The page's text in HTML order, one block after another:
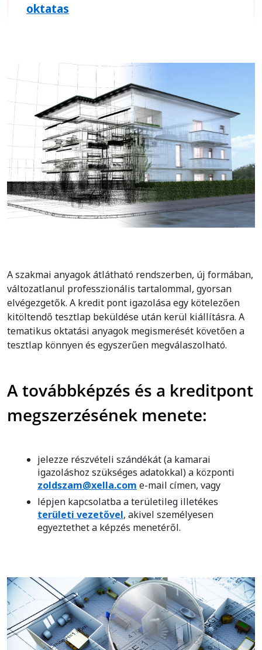
oktatas
A szakmai anyagok átlátható rendszerben, új formában,
változatlanul professzionális tartalommal, gyorsan
elvégezgetők. A kredit pont igazolása egy kötelezően
kitöltendő tesztlap beküldése után kerül kiállításra. A
tematikus oktatási anyagok megismerését követően a
tesztlap könnyen és egyszerűen megválaszolható.
A továbbképzés és a kreditpont
megszerzésének menete:
jelezze részvételi szándékát (a kamarai
igazoláshoz szükséges adatokkal) a központi
zoldszam@xella.com e-mail címen, vagy
lépjen kapcsolatba a területileg illetékes
területi vezetővel, akivel személyesen
egyeztethet a képzés menetéről.